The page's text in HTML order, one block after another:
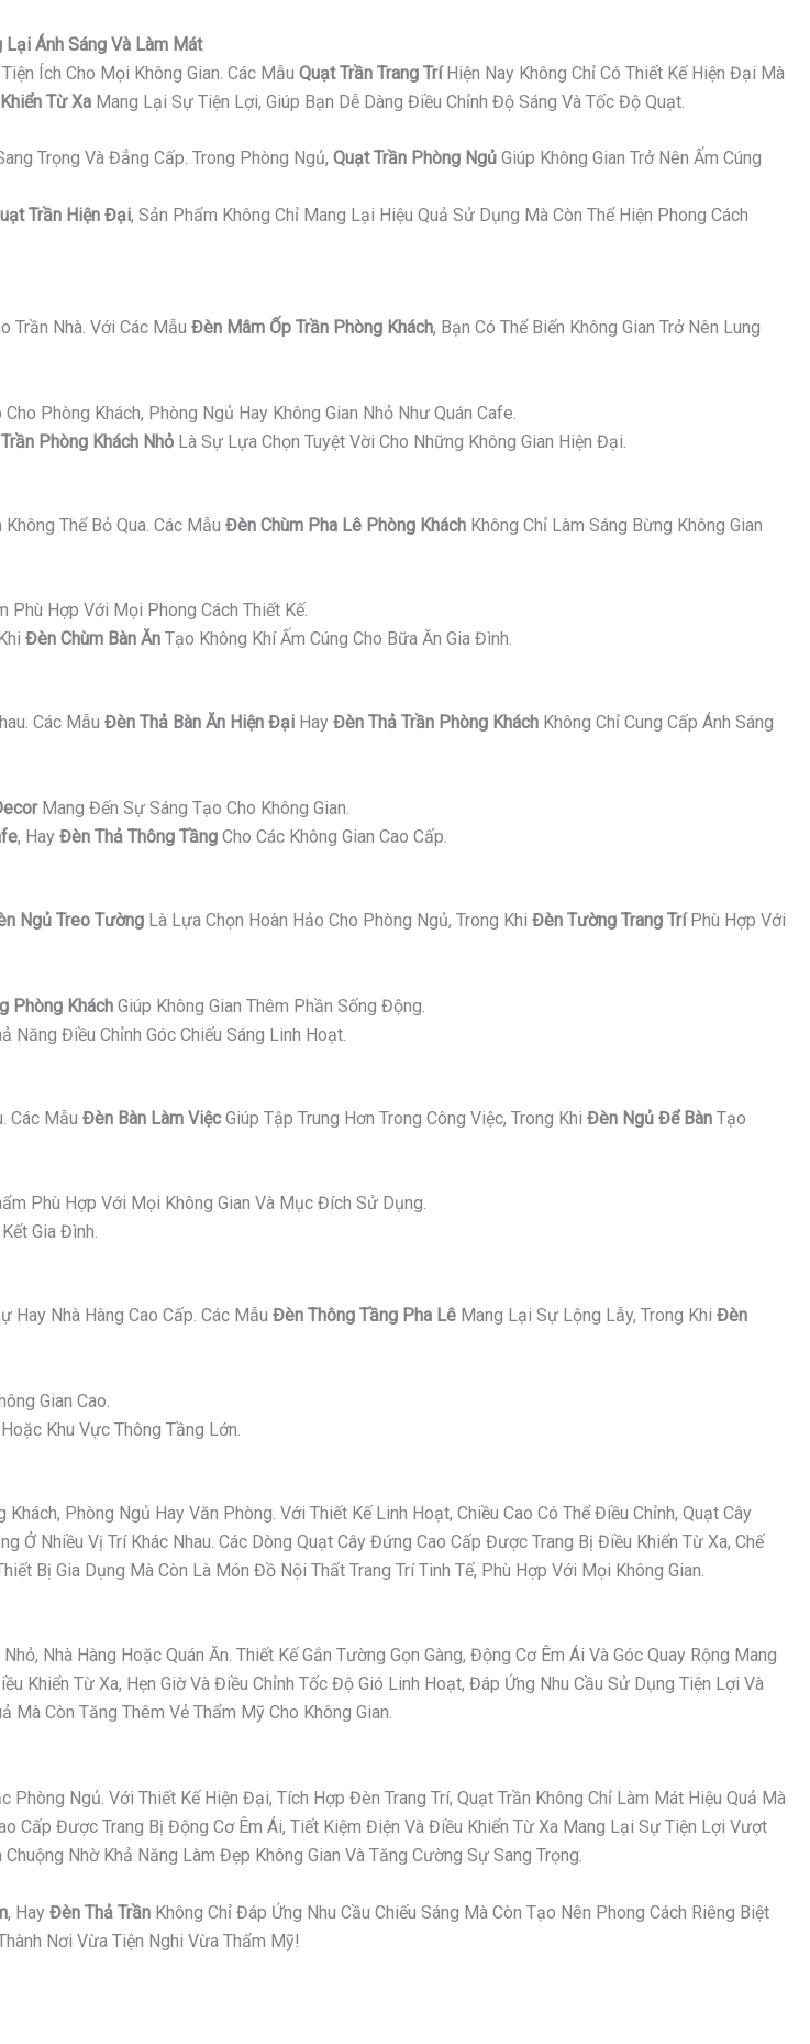
Ánh Sáng Và Làm Mát
Ích Cho Mọi Không Gian. Các Mẫu Quạt Trần Trang TríHiện Nay Không Chỉ Có Thiết Kế Hiện Đại Mà
Từ Xa Mang Lại Sự Tiện Lợi, Giúp Bạn Dễ Dàng Điều Chỉnh Độ Sáng Và Tốc Độ Quạt.
Trọng Và Đẳng Cấp. Trong Phòng Ngủ, Quạt Trần Phòng Ngủ Giúp Không Gian Trở Nên Ấm Cúng
Trần Hiện Đại, Sản Phẩm Không Chỉ Mang Lại Hiệu Quả Sử Dụng Mà Còn Thể Hiện Phong Cách
Trần Nhà. Với Các Mẫu Đèn Mâm Ốp Trần Phòng Khách, Bạn Có Thể Biến Không Gian Trở Nên Lung
Phòng Khách, Phòng Ngủ Hay Không Gian Nhỏ Như Quán Cafe.
Phòng Khách Nhỏ Là Sự Lựa Chọn Tuyệt Vời Cho Những Không Gian Hiện Đại.
Thể Bỏ Qua. Các Mẫu Đèn Chùm Pha Lê Phòng Khách Không Chỉ Làm Sáng Bừng Không Gian
Phù Hợp Với Mọi Phong Cách Thiết Kế.
Đèn Chùm Bàn Ăn Tạo Không Khí Ấm Cúng Cho Bữa Ăn Gia Đình.
Các Mẫu Đèn Thả Bàn Ăn Hiện Đại Hay Đèn Thả Trần Phòng Khách Không Chỉ Cung Cấp Ánh Sáng
Mang Đến Sự Sáng Tạo Cho Không Gian.
, Hay Đèn Thả Thông Tầng Cho Các Không Gian Cao Cấp.
Ngủ Treo Tường Là Lựa Chọn Hoàn Hảo Cho Phòng Ngủ, Trong Khi Đèn Tường Trang TríPhù Hợp Với
Phòng Khách Giúp Không Gian Thêm Phần Sống Động.
Năng Điều Chỉnh Góc Chiếu Sáng Linh Hoạt.
Các Mẫu Đèn Bàn Làm ViệcGiúp Tập Trung Hơn Trong Công Việc, Trong Khi Đèn Ngủ Để Bàn Tạo
Phù Hợp Với Mọi Không Gian Và Mục Đích Sử Dụng.
Gia Đình.
Hay Nhà Hàng Cao Cấp. Các Mẫu Đèn Thông Tầng Pha Lê Mang Lại Sự Lộng Lẫy, Trong Khi Đèn
Gian Cao.
Khu Vực Thông Tầng Lớn.
Phòng Ngủ Hay Văn Phòng. Với Thiết Kế Linh Hoạt, Chiều Cao Có Thể Điều Chỉnh, Quạt Cây
Nhiều Vị Trí Khác Nhau. Các Dòng Quạt Cây Đứng Cao Cấp Được Trang Bị Điều Khiển Từ Xa, Chế
Bị Gia Dụng Mà Còn Là Món Đồ Nội Thất Trang Trí Tinh Tế, Phù Hợp Với Mọi Không Gian.
Nhà Hàng Hoặc Quán Ăn. Thiết Kế Gắn Tường Gọn Gàng, Động Cơ Êm Ái Và Góc Quay Rộng Mang
Khiển Từ Xa, Hẹn Giờ Và Điều Chỉnh Tốc Độ Gió Linh Hoạt, Đáp Ứng Nhu Cầu Sử Dụng Tiện Lợi Và
Còn Tăng Thêm Vẻ Thẩm Mỹ Cho Không Gian.
Ngủ. Với Thiết Kế Hiện Đại, Tích Hợp Đèn Trang Trí, Quạt Trần Không Chỉ Làm Mát Hiệu Quả Mà
Cấp Được Trang Bị Động Cơ Êm Ái, Tiết Kiệm Điện Và Điều Khiển Từ Xa Mang Lại Sự Tiện Lợi Vượt
Nhờ Khả Năng Làm Đẹp Không Gian Và Tăng Cường Sự Sang Trọng.
, Hay Đèn Thả Trần Không Chỉ Đáp Ứng Nhu Cầu Chiếu Sáng Mà Còn Tạo Nên Phong Cách Riêng Biệt
Nơi Vừa Tiện Nghi Vừa Thẩm Mỹ!